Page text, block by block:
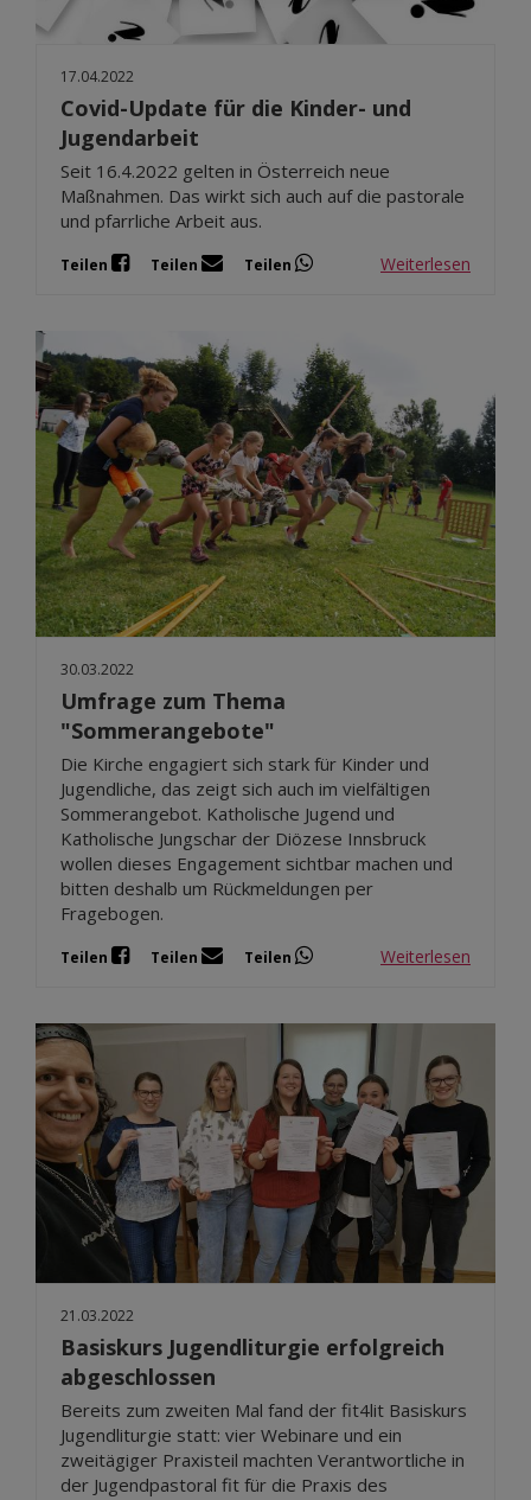
17.04.2022
Covid-Update für die Kinder- und
Jugendarbeit
Seit 16.4.2022 gelten in Österreich neue
Maßnahmen. Das wirkt sich auch auf die pastorale
und pfarrliche Arbeit aus.
Teilen Teilen Teilen Weiterlesen
30.03.2022
Umfrage zum Thema
"Sommerangebote"
Die Kirche engagiert sich stark für Kinder und
Jugendliche, das zeigt sich auch im vielfältigen
Sommerangebot. Katholische Jugend und
Katholische Jungschar der Diözese Innsbruck
wollen dieses Engagement sichtbar machen und
bitten deshalb um Rückmeldungen per
Fragebogen.
Teilen Teilen Teilen Weiterlesen
21.03.2022
Basiskurs Jugendliturgie erfolgreich
abgeschlossen
Bereits zum zweiten Mal fand der fit4lit Basiskurs
Jugendliturgie statt: vier Webinare und ein
zweitägiger Praxisteil machten Verantwortliche in
der Jugendpastoral fit für die Praxis des